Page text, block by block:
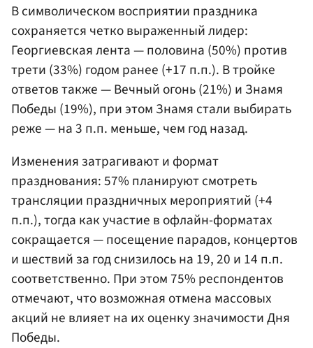
В символическом восприятии праздника
сохраняется четко выраженный лидер:
Георгиевская лента — половина (50%) против
трети (33%) годом ранее (+17 п.п.). В тройке
ответов также — Вечный огонь (21%) и Знамя
Победы (19%), при этом Знамя стали выбирать
реже — на 3 п.п. меньше, чем год назад.
Изменения затрагивают и формат
празднования: 57% планируют смотреть
трансляции праздничных мероприятий (+4
п.п.), тогда как участие в офлайн-форматах
сокращается — посещение парадов, концертов
и шествий за год снизилось на 19, 20 и 14 п.п.
соответственно. При этом 75% респондентов
отмечают, что возможная отмена массовых
акций не влияет на их оценку значимости Дня
Победы.